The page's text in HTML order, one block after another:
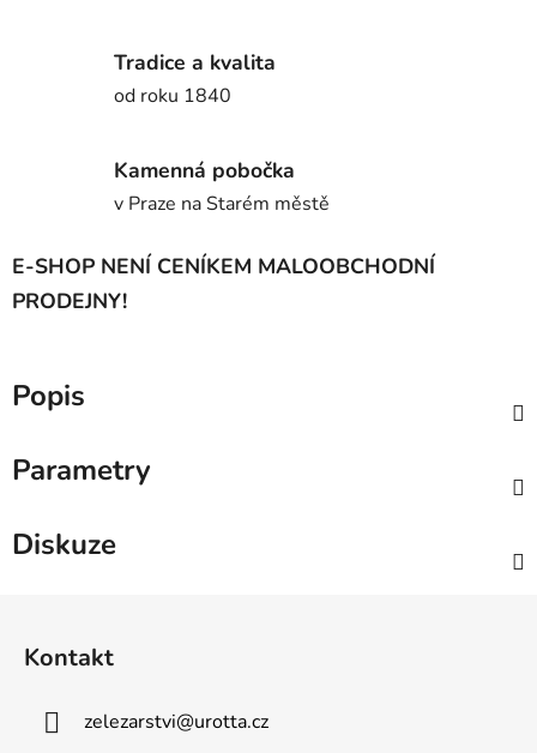
Tradice a kvalita
od roku 1840
Kamenná pobočka
v Praze na Starém městě
E-SHOP NENÍ CENÍKEM MALOOBCHODNÍ
PRODEJNY!
Popis
Parametry
Diskuze
Kontakt
zelezarstvi@urotta.cz